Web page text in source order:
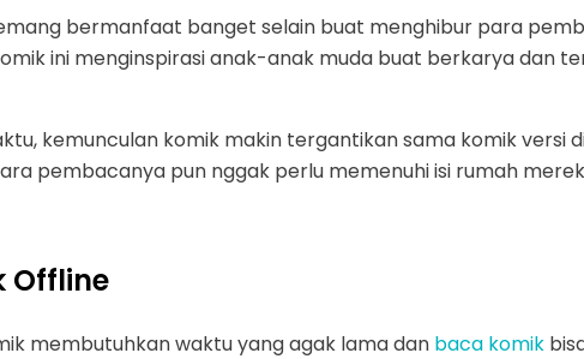
bermanfaat banget selain buat menghibur para
ini menginspirasi anak-anak muda buat berkarya dan
kemunculan komik makin tergantikan sama komik versi
pembacanya pun nggak perlu memenuhi isi rumah
Offline
membutuhkan waktu yang agak lama dan baca komik